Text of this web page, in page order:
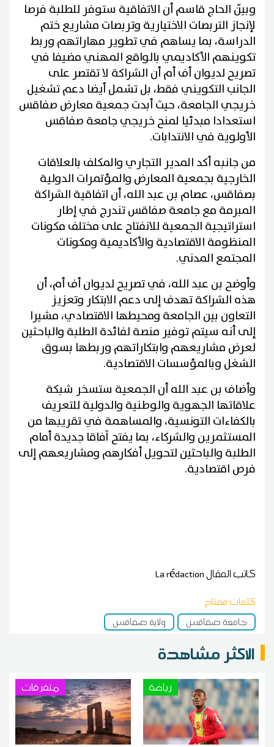
وبيّن الحاج قاسم أن الاتفاقية ستوفر للطلبة فرصا
لإنجاز التربصات الاختيارية وتربصات مشاريع ختم
الدراسة، بما يساهم في تطوير مهاراتهم وربط
تكوينهم الأكاديمي بالواقع المهني مضيفا في
تصريح لديوان أف أم أن الشراكة لا تقتصر على
الجانب التكويني فقط، بل تشمل أيضا دعم تشغيل
خريجي الجامعة، حيث أبدت جمعية معارض صفاقس
استعدادا مبدئيا لمنح خريجي جامعة صفاقس
الأولوية في الانتدابات.
من جانبه أكد المدير التجاري والمكلف بالعلاقات
الخارجية بجمعية المعارض والمؤتمرات الدولية
بصفاقس، عصام بن عبد الله، أن اتفاقية الشراكة
المبرمة مع جامعة صفاقس تندرج في إطار
استراتيجية الجمعية للانفتاح على مختلف مكونات
المنظومة الاقتصادية والأكاديمية ومكونات
المجتمع المدني.
وأوضح بن عبد الله، في تصريح لديوان أف أم، أن
هذه الشراكة تهدف إلى دعم الابتكار وتعزيز
التعاون بين الجامعة ومحيطها الاقتصادي، مشيرا
إلى أنه سيتم توفير منصة لفائدة الطلبة والباحثين
لعرض مشاريعهم وابتكاراتهم وربطها بسوق
الشغل وبالمؤسسات الاقتصادية.
وأضاف بن عبد الله أن الجمعية ستسخر شبكة
علاقاتها الجهوية والوطنية والدولية للتعريف
بالكفاءات التونسية، والمساهمة في تقريبها من
المستثمرين والشركاء، بما يفتح آفاقا جديدة أمام
الطلبة والباحثين لتحويل أفكارهم ومشاريعهم إلى
فرص اقتصادية.
كاتب المقالLa rédaction
كلمات مفتاح
جامعة صفاقس
ولاية صفاقس
الاكثر مشاهدة
رياضة متفرقات